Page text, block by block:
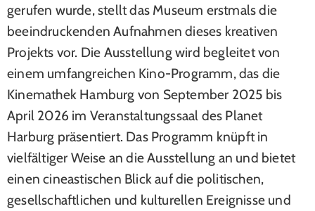
gerufen wurde, stellt das Museum erstmals die
beeindruckenden Aufnahmen dieses kreativen
Projekts vor. Die Ausstellung wird begleitet von
einem umfangreichen Kino-Programm, das die
Kinemathek Hamburg von September 2025 bis
April 2026 im Veranstaltungssaal des Planet
Harburg präsentiert. Das Programm knüpft in
vielfältiger Weise an die Ausstellung an und bietet
einen cineastischen Blick auf die politischen,
gesellschaftlichen und kulturellen Ereignisse und